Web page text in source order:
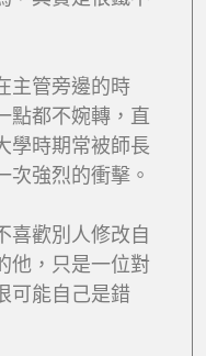
主管旁邊的時
點都不婉轉，直
學時期常被師長
次強烈的衝擊。
喜歡別人修改自
他，只是一位對
可能自己是錯